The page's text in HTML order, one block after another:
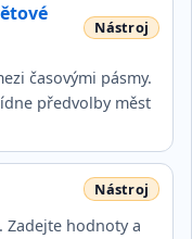
časovými pásmy.
předvolby měst
Zadejte hodnoty a